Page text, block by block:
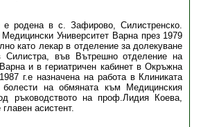
е родена в с. Зафирово, Силистренско.
Университет Варна през 1979
като лекар в отделение за долекуване
във Вътрешно отделение на
и в гериатричен кабинет в Окръжна
г.е назначена на работа в Клиниката
болести на обмяната към Медицинския
ръководството на проф.Лидия Коева,
асистент.